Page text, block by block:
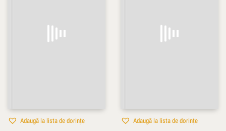
Adaugă la lista de dorințe Adaugă la lista de dorințe